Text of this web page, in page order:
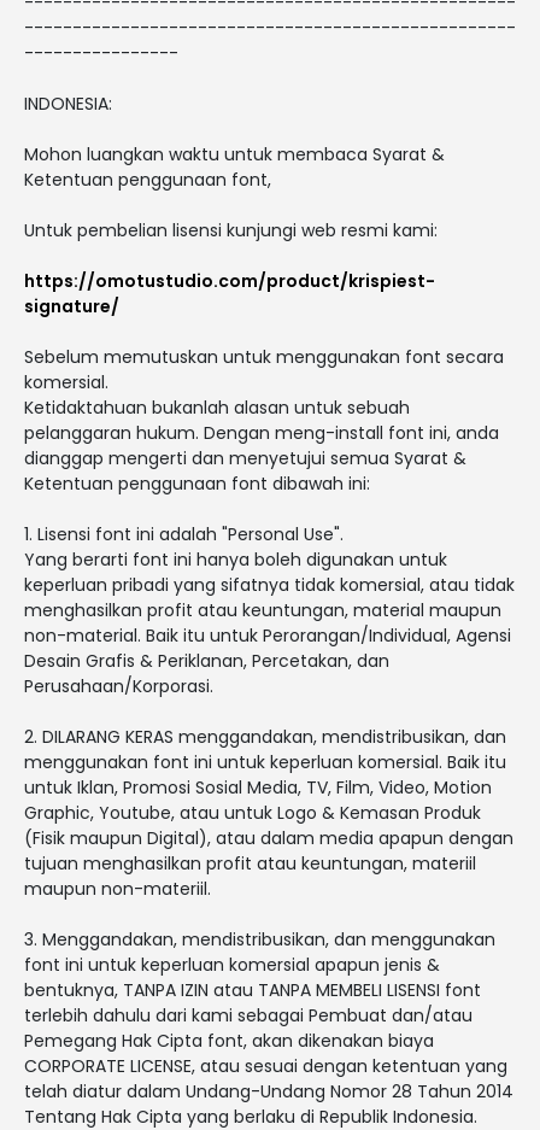
---------------------------------------------------
----------------
INDONESIA:
Mohon luangkan waktu untuk membaca Syarat &
Ketentuan penggunaan font,
Untuk pembelian lisensi kunjungi web resmi kami:
https://omotustudio.com/product/krispiest-
signature/
Sebelum memutuskan untuk menggunakan font secara
komersial.
Ketidaktahuan bukanlah alasan untuk sebuah
pelanggaran hukum. Dengan meng-install font ini, anda
dianggap mengerti dan menyetujui semua Syarat &
Ketentuan penggunaan font dibawah ini:
1. Lisensi font ini adalah "Personal Use".
Yang berarti font ini hanya boleh digunakan untuk
keperluan pribadi yang sifatnya tidak komersial, atau tidak
menghasilkan profit atau keuntungan, material maupun
non-material. Baik itu untuk Perorangan/Individual, Agensi
Desain Grafis & Periklanan, Percetakan, dan
Perusahaan/Korporasi.
2. DILARANG KERAS menggandakan, mendistribusikan, dan
menggunakan font ini untuk keperluan komersial. Baik itu
untuk Iklan, Promosi Sosial Media, TV, Film, Video, Motion
Graphic, Youtube, atau untuk Logo & Kemasan Produk
(Fisik maupun Digital), atau dalam media apapun dengan
tujuan menghasilkan profit atau keuntungan, materiil
maupun non-materiil.
3. Menggandakan, mendistribusikan, dan menggunakan
font ini untuk keperluan komersial apapun jenis &
bentuknya, TANPA IZIN atau TANPA MEMBELI LISENSI font
terlebih dahulu dari kami sebagai Pembuat dan/atau
Pemegang Hak Cipta font, akan dikenakan biaya
CORPORATE LICENSE, atau sesuai dengan ketentuan yang
telah diatur dalam Undang-Undang Nomor 28 Tahun 2014
Tentang Hak Cipta yang berlaku di Republik Indonesia.